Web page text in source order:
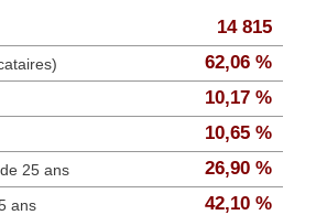
14 815
62,06 %
10,17 %
10,65 %
25 ans 26,90 %
ans 42,10 %